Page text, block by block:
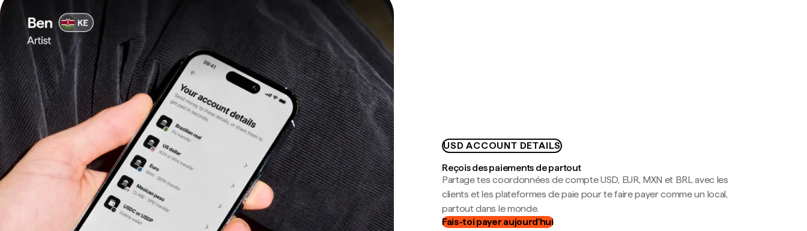
USD ACCOUNT DETAILS
Reçois des paiements de partout
Partage tes coordonnées de compte USD, EUR, MXN et BRL avec les
clients et les plateformes de paie pour te faire payer comme un local,
partout dans le monde.
Fais-toi payer aujourd'hui